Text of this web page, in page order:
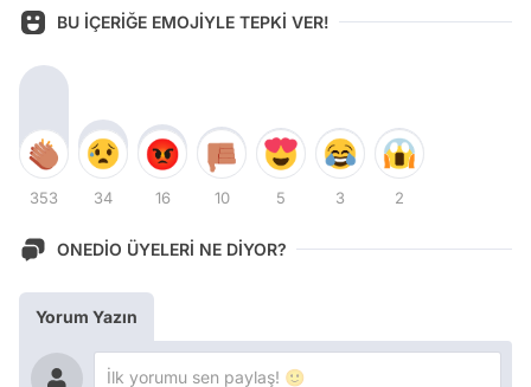
BU İÇERİĞE EMOJİYLE TEPKİ VER!
353 34 16 10 5 3 2
ONEDİO ÜYELERİ NE DİYOR?
Yorum Yazın